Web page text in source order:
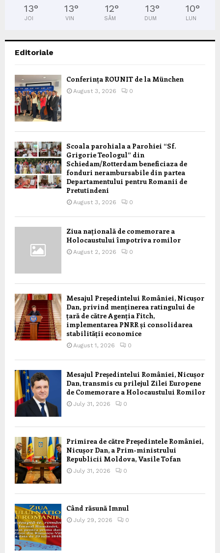
13°
JOI
13°
VIN
12°
SÂM
13°
DUM
10°
LUN
Editoriale
Conferința ROUNIT de la München
August 3, 2026 0
Scoala parohiala a Parohiei “Sf.
Grigorie Teologul” din
Schiedam/Rotterdam beneficiaza de
fonduri nerambursabile din partea
Departamentului pentru Romanii de
Pretutindeni
August 3, 2026 0
Ziua națională de comemorare a
Holocaustului împotriva romilor
August 2, 2026 0
Mesajul Președintelui României, Nicușor
Dan, privind menținerea ratingului de
țară de către Agenția Fitch,
implementarea PNRR și consolidarea
stabilității economice
August 1, 2026 0
Mesajul Președintelui României, Nicușor
Dan, transmis cu prilejul Zilei Europene
de Comemorare a Holocaustului Romilor
July 31, 2026 0
Primirea de către Președintele României,
Nicușor Dan, a Prim-ministrului
Republicii Moldova, Vasile Tofan
July 31, 2026 0
Când răsună Imnul
July 29, 2026 0